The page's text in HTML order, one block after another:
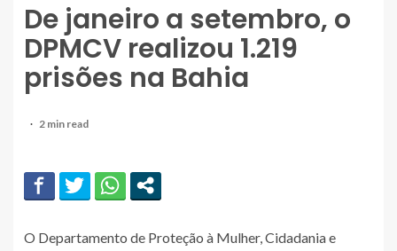
De janeiro a setembro, o
DPMCV realizou 1.219
prisões na Bahia
2 min read
O Departamento de Proteção à Mulher, Cidadania e